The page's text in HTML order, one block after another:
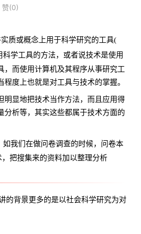
赞(0)
质或概念上用于科学研究的工具(
学工具的方法，或者说技术是使用
，而使用计算机及其程序从事研究工
度上也就是对工具与技术的掌握。
明显地把技术当作方法，而且应用得
分析等，其实这些都属于技术方面的
我们在做问卷调查的时候，问卷本
把搜集来的资料加以整理分析
的背景更多的是以社会科学研究为对